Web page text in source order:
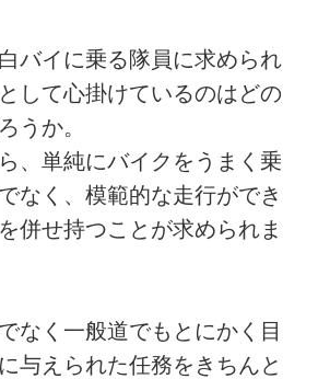
バイに乗る隊員に求められ
して心掛けているのはどの
うか。
、単純にバイクをうまく乗
なく、模範的な走行ができ
併せ持つことが求められま
なく一般道でもとにかく目
与えられた任務をきちんと